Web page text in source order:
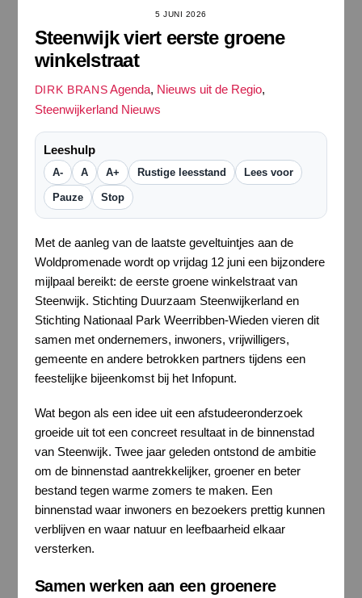
5 JUNI 2026
Steenwijk viert eerste groene
winkelstraat
DIRK BRANS Agenda, Nieuws uit de Regio,
Steenwijkerland Nieuws
Leeshulp
A- A A+ Rustige leesstand Lees voor
Pauze Stop
Met de aanleg van de laatste geveltuintjes aan de
Woldpromenade wordt op vrijdag 12 juni een bijzondere
mijlpaal bereikt: de eerste groene winkelstraat van
Steenwijk. Stichting Duurzaam Steenwijkerland en
Stichting Nationaal Park Weerribben-Wieden vieren dit
samen met ondernemers, inwoners, vrijwilligers,
gemeente en andere betrokken partners tijdens een
feestelijke bijeenkomst bij het Infopunt.
Wat begon als een idee uit een afstudeeronderzoek
groeide uit tot een concreet resultaat in de binnenstad
van Steenwijk. Twee jaar geleden ontstond de ambitie
om de binnenstad aantrekkelijker, groener en beter
bestand tegen warme zomers te maken. Een
binnenstad waar inwoners en bezoekers prettig kunnen
verblijven en waar natuur en leefbaarheid elkaar
versterken.
Samen werken aan een groenere